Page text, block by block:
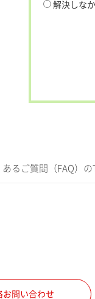
解決しな
あるご質問（FAQ）の
お問い合わせ